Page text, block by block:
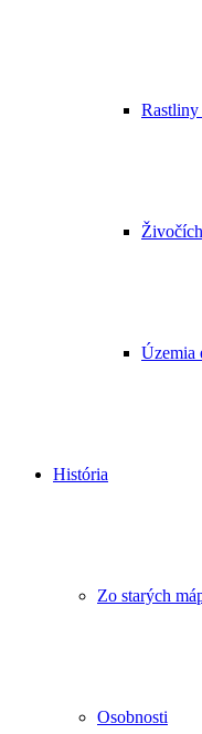
Územia
História
Zo starých
Osobnosti